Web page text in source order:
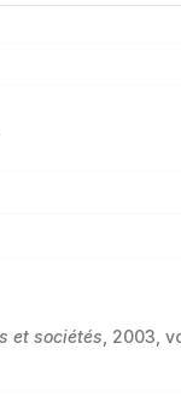
et sociétés , 2003,